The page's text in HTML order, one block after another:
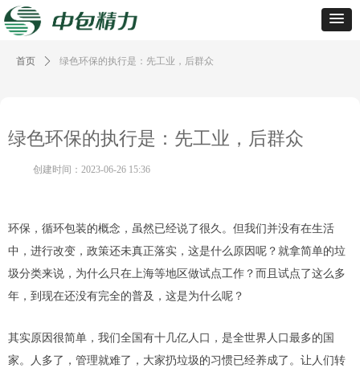
绿色环保的执行是：先工业，后群众
环保，循环包装的概念，虽然已经说了很久。但我们并没有在生活
中，进行改变，政策还未真正落实，这是什么原因呢？就拿简单的垃
圾分类来说，为什么只在上海等地区做试点工作？而且试点了这么多
年，到现在还没有完全的普及，这是为什么呢？
其实原因很简单，我们全国有十几亿人口，是全世界人口最多的国
家。人多了，管理就难了，大家扔垃圾的习惯已经养成了。让人们转
创建时间： 2023-06-26 15:36
首页 ꄲ 绿色环保的执行是：先工业，后群众